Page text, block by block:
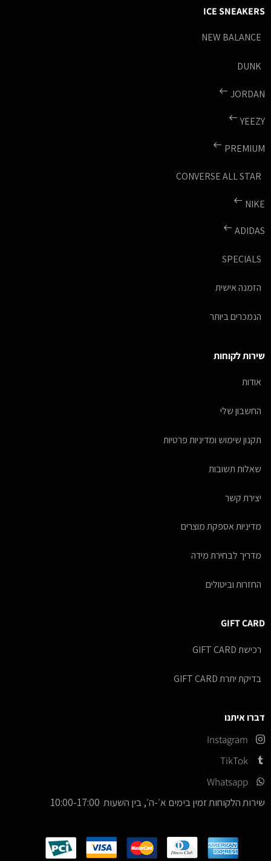
ICE SNEAKERS
NEW BALANCE
DUNK
JORDAN
YEEZY
PREMIUM
CONVERSE ALL STAR
NIKE
ADIDAS
SPECIALS
הזמנה אישית
הנמכרים ביותר
שירות לקוחות
אודות
החשבון שלי
תקנון שימוש ומדיניות פרטיות
שאלות תשובות
יצירת קשר
מדיניות אספקת מוצרים
מדריך לבחירת מידה
החזרות וביטולים
GIFT CARD
רכישת GIFT CARD
בדיקת יתרת GIFT CARD
דברו איתנו
Instagram
TikTok
Whatsapp
שירות הלקוחות זמין בימים א׳-ה׳, בין השעות 10:00-17:00